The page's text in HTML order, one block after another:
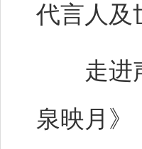
代言人及
走进声
泉映月》